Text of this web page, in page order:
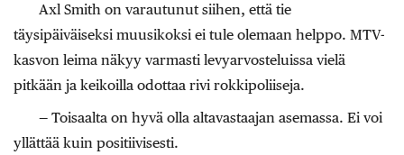
Axl Smith on varautunut siihen, että tie
täysipäiväiseksi muusikoksi ei tule olemaan helppo. MTV-
kasvon leima näkyy varmasti levyarvosteluissa vielä
pitkään ja keikoilla odottaa rivi rokkipoliiseja.
— Toisaalta on hyvä olla altavastaajan asemassa. Ei voi
yllättää kuin positiivisesti.